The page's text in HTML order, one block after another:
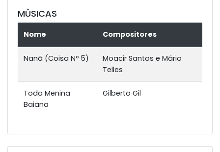
MÚSICAS
Nome Compositores
Nanã (Coisa Nº 5)
Moacir Santos e Mário
Telles
Toda Menina
Baiana
Gilberto Gil